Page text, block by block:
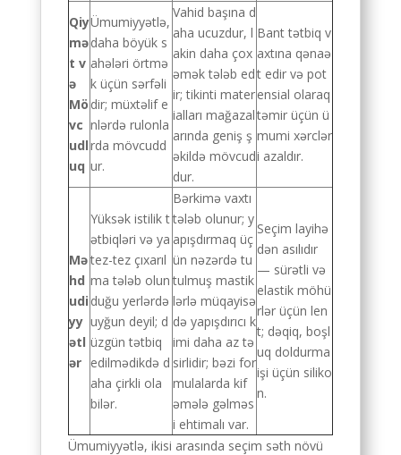
Qiy
mə
t v
ə
Mö
vc
udl
uq
Ümumiyyətlə,
daha böyük s
ahələri örtmə
k üçün sərfəli
dir; müxtəlif e
nlərdə rulonla
rda mövcudd
ur.
Vahid başına d
aha ucuzdur, l
akin daha çox
əmək tələb ed
ir; tikinti mater
ialları mağazal
arında geniş ş
əkildə mövcud
dur.
Bant tətbiq v
axtına qənaə
t edir və pot
ensial olaraq
təmir üçün ü
mumi xərclər
i azaldır.
Mə
hd
udi
yy
ətl
ər
Yüksək istilik t
ətbiqləri və ya
tez-tez çıxarıl
ma tələb olun
duğu yerlərdə
uyğun deyil; d
üzgün tətbiq
edilmədikdə d
aha çirkli ola
bilər.
Bərkimə vaxtı
tələb olunur; y
apışdırmaq üç
ün nəzərdə tu
tulmuş mastik
lərlə müqayisə
də yapışdırıcı k
imi daha az tə
sirlidir; bəzi for
mulalarda kif
əmələ gəlməs
i ehtimalı var.
Seçim layihə
dən asılıdır
— sürətli və
elastik möhü
rlər üçün len
t; dəqiq, boşl
uq doldurma
işi üçün siliko
n.
Ümumiyyətlə, ikisi arasında seçim səth növü